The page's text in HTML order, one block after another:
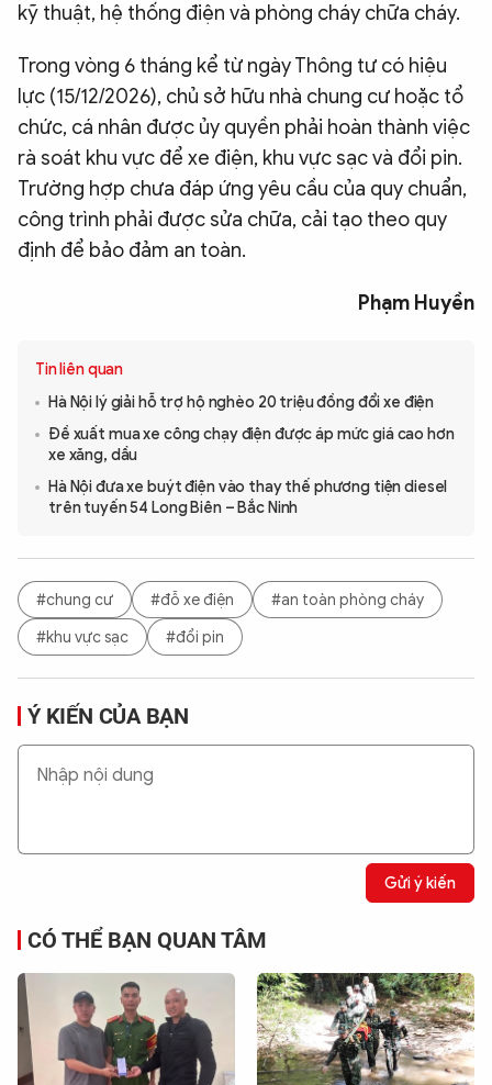
kỹ thuật, hệ thống điện và phòng cháy chữa cháy.
Trong vòng 6 tháng kể từ ngày Thông tư có hiệu
lực (15/12/2026), chủ sở hữu nhà chung cư hoặc tổ
chức, cá nhân được ủy quyền phải hoàn thành việc
rà soát khu vực để xe điện, khu vực sạc và đổi pin.
Trường hợp chưa đáp ứng yêu cầu của quy chuẩn,
công trình phải được sửa chữa, cải tạo theo quy
định để bảo đảm an toàn.
Phạm Huyền
Tin liên quan
Hà Nội lý giải hỗ trợ hộ nghèo 20 triệu đồng đổi xe điện
Đề xuất mua xe công chạy điện được áp mức giá cao hơn
xe xăng, dầu
Hà Nội đưa xe buýt điện vào thay thế phương tiện diesel
trên tuyến 54 Long Biên – Bắc Ninh
#chung cư #đỗ xe điện
#an toàn phòng cháy
#khu vực sạc
#đổi pin
Ý KIẾN CỦA BẠN
Gửi ý kiến
CÓ THỂ BẠN QUAN TÂM